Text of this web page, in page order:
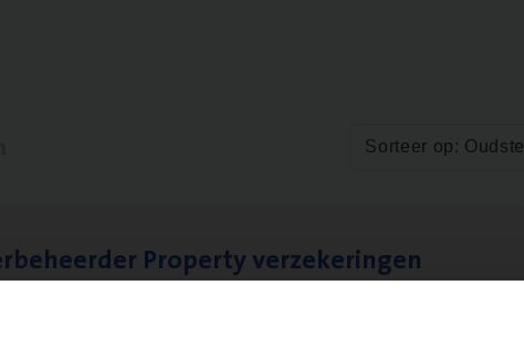
Sorteer op: Oudste
Pro­per­ty verzekeringen